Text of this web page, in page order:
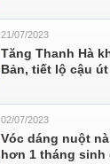
21/07/2023
Tăng Thanh Hà
Bản, tiết lộ cậu
02/07/2023
Vóc dáng nuột
hơn 1 tháng